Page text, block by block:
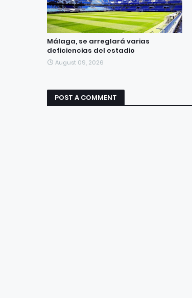
Málaga, se arreglará varias
deficiencias del estadio
August 09, 2026
POST A COMMENT